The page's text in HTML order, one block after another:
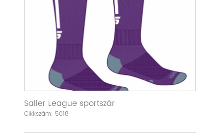
Saller League sportszár
Cikkszám: 5018